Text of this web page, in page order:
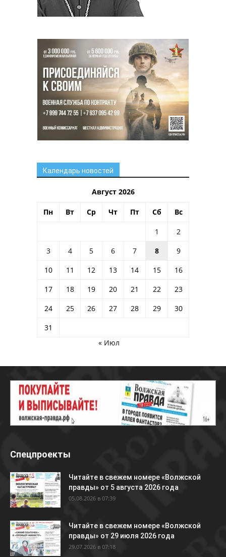
Календарь новостей
Август 2026
Пн Вт Ср Чт Пт Сб Вс
1
2
3
4 5 6 7 8
9
10
11 12 13 14 15
16
17
18 19 20 21 22
23
24
25 26 27 28 29
30
31
« Июл
Спецпроекты
Читайте в свежем номере «Волжской
правды» от 5 августа 2026 года
05.08.2026 в 07:39
Читайте в свежем номере «Волжской
правды» от 29 июля 2026 года
29.07.2026 в 07:18